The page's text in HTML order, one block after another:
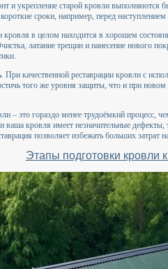
и укрепление старой кровли выполняются
сроки, например, перед
кровля в целом находится в хорошем
латание трещин и нанесение нового
. При качественной реставрации кровли с
того же уровня защиты, что и при
– это гораздо менее трудоёмкий процесс,
кровля имеет незначительные дефекты,
позволяет избежать больших затрат
Этапы подготовки кровли